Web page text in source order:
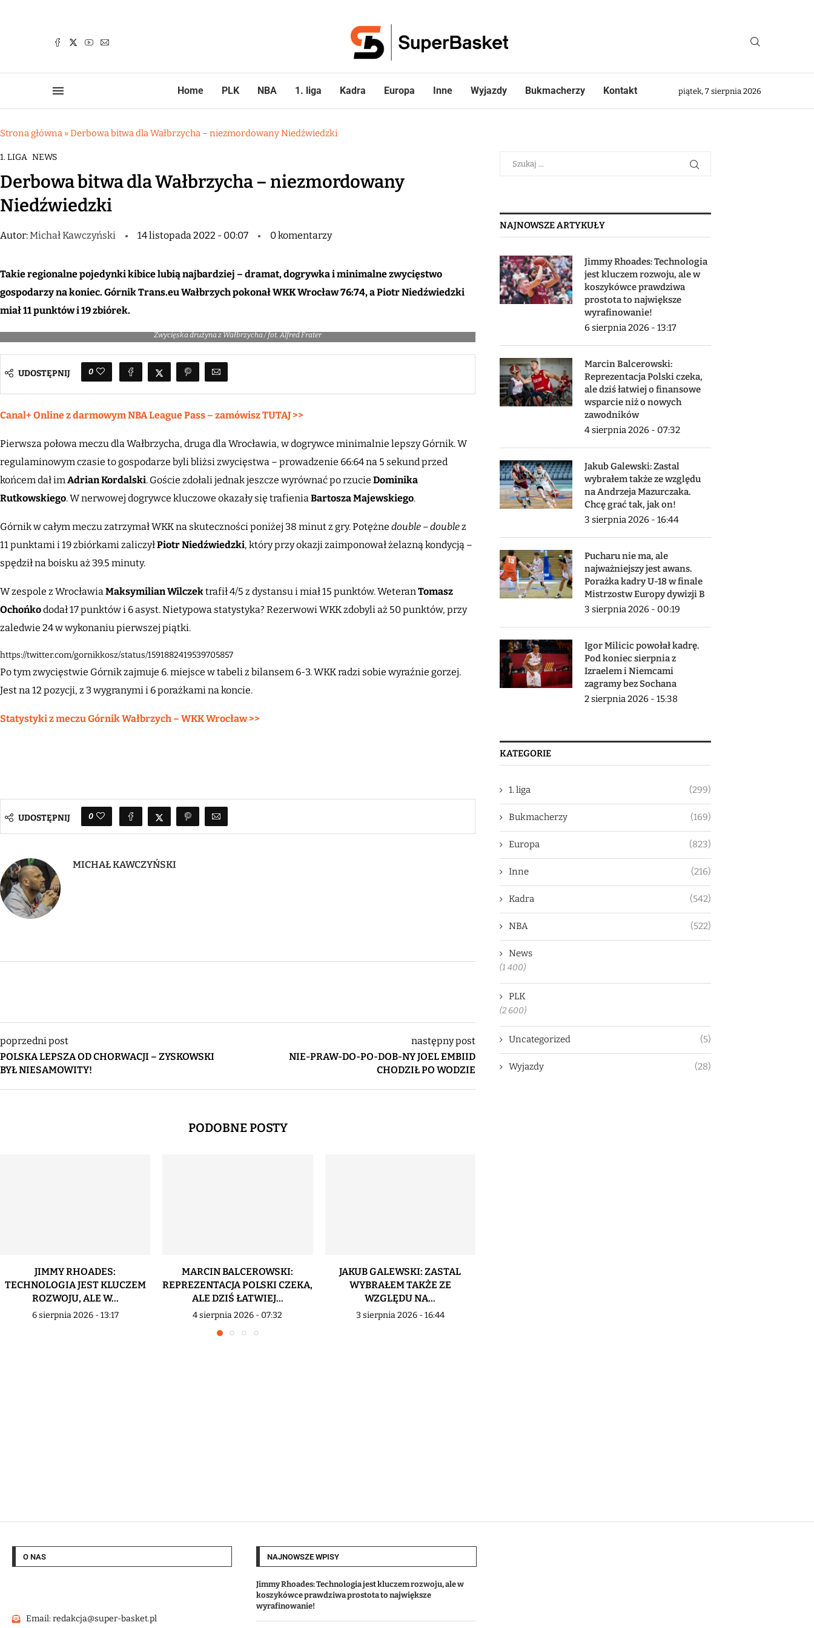
Home PLK NBA 1. liga Kadra Europa Inne Wyjazdy Bukmacherzy Kontakt piątek, 7 sierpnia 2026
Strona główna »Derbowa bitwa dla Wałbrzycha – niezmordowany Niedźwiedzki
1. LIGA NEWS
Derbowa bitwa dla Wałbrzycha – niezmordowany
Niedźwiedzki
Autor:Michał Kawczyński 14 listopada 2022 - 00:07 0 komentarzy
Takie regionalne pojedynki kibice lubią najbardziej – dramat, dogrywka i minimalne zwycięstwo
gospodarzy na koniec. Górnik Trans.eu Wałbrzych pokonał WKK Wrocław 76:74, a Piotr Niedźwiedzki
miał 11 punktów i 19 zbiórek.
Zwycięska drużyna z Wałbrzycha / fot. Alfred Frater
UDOSTĘPNIJ 0
Canal+ Online z darmowym NBA League Pass – zamówisz TUTAJ >>
Pierwsza połowa meczu dla Wałbrzycha, druga dla Wrocławia, w dogrywce minimalnie lepszy Górnik. W
regulaminowym czasie to gospodarze byli bliżsi zwycięstwa – prowadzenie 66:64 na 5 sekund przed
końcem dał imAdrian Kordalski. Goście zdołali jednak jeszcze wyrównać po rzucie Dominika
Rutkowskiego. W nerwowej dogrywce kluczowe okazały się trafieniaBartosza Majewskiego.
Górnik w całym meczu zatrzymał WKK na skuteczności poniżej 38 minut z gry. Potężne double – doublez
11 punktami i 19 zbiórkami zaliczyłPiotr Niedźwiedzki, który przy okazji zaimponował żelazną kondycją –
spędził na boisku aż 39.5 minuty.
W zespole z WrocławiaMaksymilian Wilczektrafił 4/5 z dystansu i miał 15 punktów. WeteranTomasz
Ochońkododał 17 punktów i 6 asyst. Nietypowa statystyka? Rezerwowi WKK zdobyli aż 50 punktów, przy
zaledwie 24 w wykonaniu pierwszej piątki.
https://twitter.com/gornikkosz/status/1591882419539705857
Po tym zwycięstwie Górnik zajmuje 6. miejsce w tabeli z bilansem 6-3. WKK radzi sobie wyraźnie gorzej.
Jest na 12 pozycji, z 3 wygranymi i 6 porażkami na koncie.
Statystyki z meczu Górnik Wałbrzych – WKK Wrocław >>
UDOSTĘPNIJ 0
MICHAŁ KAWCZYŃSKI
poprzedni post
POLSKA LEPSZA OD CHORWACJI – ZYSKOWSKI
BYŁ NIESAMOWITY!
następny post
NIE-PRAW-DO-PO-DOB-NY JOEL EMBIID
CHODZIŁ PO WODZIE
PODOBNE POSTY
JIMMY RHOADES:
TECHNOLOGIA JEST KLUCZEM
ROZWOJU, ALE W...
6 sierpnia 2026 - 13:17
MARCIN BALCEROWSKI:
REPREZENTACJA POLSKI CZEKA,
ALE DZIŚ ŁATWIEJ...
4 sierpnia 2026 - 07:32
JAKUB GALEWSKI: ZASTAL
WYBRAŁEM TAKŻE ZE
WZGLĘDU NA...
3 sierpnia 2026 - 16:44
NAJNOWSZE ARTYKUŁY
Jimmy Rhoades: Technologia
jest kluczem rozwoju, ale w
koszykówce prawdziwa
prostota to największe
wyrafinowanie!
6 sierpnia 2026 - 13:17
Marcin Balcerowski:
Reprezentacja Polski czeka,
ale dziś łatwiej o finansowe
wsparcie niż o nowych
zawodników
4 sierpnia 2026 - 07:32
Jakub Galewski: Zastal
wybrałem także ze względu
na Andrzeja Mazurczaka.
Chcę grać tak, jak on!
3 sierpnia 2026 - 16:44
Pucharu nie ma, ale
najważniejszy jest awans.
Porażka kadry U-18 w finale
Mistrzostw Europy dywizji B
3 sierpnia 2026 - 00:19
Igor Milicic powołał kadrę.
Pod koniec sierpnia z
Izraelem i Niemcami
zagramy bez Sochana
2 sierpnia 2026 - 15:38
KATEGORIE
1. liga (299)
Bukmacherzy (169)
Europa (823)
Inne (216)
Kadra (542)
NBA (522)
News
(1 400)
PLK
(2 600)
Uncategorized (5)
Wyjazdy (28)
O NAS
Email: redakcja@super-basket.pl
NAJNOWSZE WPISY
Jimmy Rhoades: Technologia jest kluczem rozwoju, ale w
koszykówce prawdziwa prostota to największe
wyrafinowanie!